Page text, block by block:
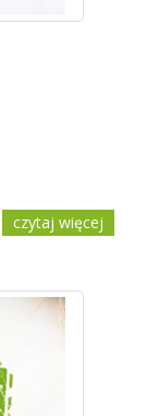
czytaj więcej